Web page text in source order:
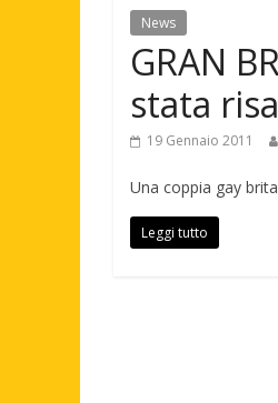
News
GRAN
stata
19 Gennaio 2011
Una coppia gay
Leggi tutto